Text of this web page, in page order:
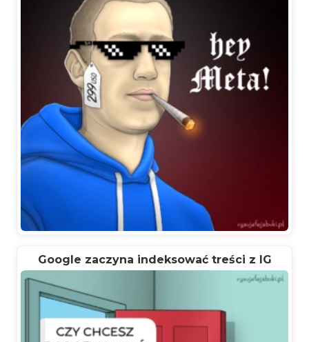
Google zaczyna indeksować treści z IG